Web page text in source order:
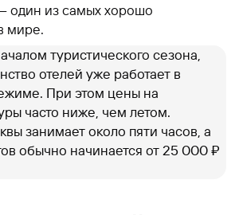
один из самых хорошо
мире.
туристического сезона,
отелей уже работает в
При этом цены на
часто ниже, чем летом.
занимает около пяти часов, а
обычно начинается от 25 000 ₽